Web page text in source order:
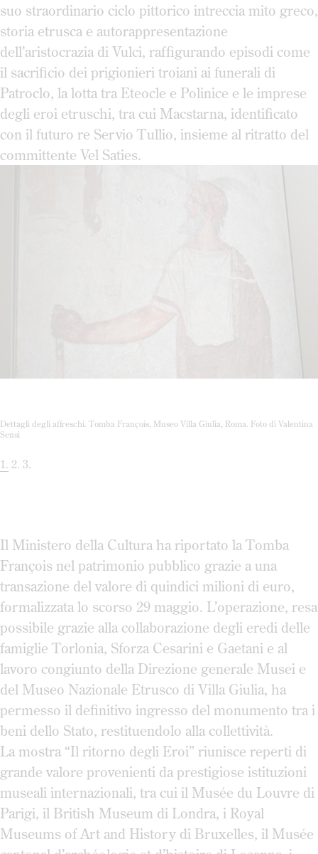
suo straordinario ciclo pittorico intreccia mito greco,
storia etrusca e autorappresentazione
dell’aristocrazia di Vulci, raffigurando episodi come
il sacrificio dei prigionieri troiani ai funerali di
Patroclo, la lotta tra Eteocle e Polinice e le imprese
degli eroi etruschi, tra cui Macstarna, identificato
con il futuro re Servio Tullio, insieme al ritratto del
committente Vel Saties.
Dettagli degli affreschi. Tomba François, Museo Villa Giulia, Roma. Foto di Valentina
Sensi
1 2 3
Il Ministero della Cultura ha riportato la Tomba
François nel patrimonio pubblico grazie a una
transazione del valore di quindici milioni di euro,
formalizzata lo scorso 29 maggio. L’operazione, resa
possibile grazie alla collaborazione degli eredi delle
famiglie Torlonia, Sforza Cesarini e Gaetani e al
lavoro congiunto della Direzione generale Musei e
del Museo Nazionale Etrusco di Villa Giulia, ha
permesso il definitivo ingresso del monumento tra i
beni dello Stato, restituendolo alla collettività.
La mostra “Il ritorno degli Eroi” riunisce reperti di
grande valore provenienti da prestigiose istituzioni
museali internazionali, tra cui il Musée du Louvre di
Parigi, il British Museum di Londra, i Royal
Museums of Art and History di Bruxelles, il Musée